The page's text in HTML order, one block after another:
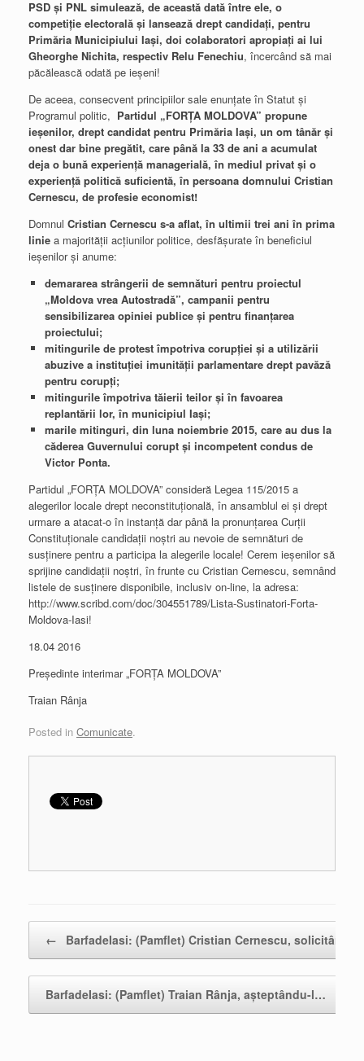
PSD şi PNL simulează, de această dată între ele, o
competiţie electorală şi lansează drept candidaţi, pentru
Primăria Municipiului Iaşi, doi colaboratori apropiaţi ai lui
Gheorghe Nichita, respectiv Relu Fenechiu, încercând să mai
păcălească odată pe ieşeni!
De aceea, consecvent principiilor sale enunţate în Statut şi
Programul politic, Partidul „FORŢA MOLDOVA” propune
ieşenilor, drept candidat pentru Primăria Iaşi, un om tânăr şi
onest dar bine pregătit, care până la 33 de ani a acumulat
deja o bună experienţă managerială, în mediul privat şi o
experienţă politică suficientă, în persoana domnului Cristian
Cernescu, de profesie economist!
Domnul Cristian Cernescu s-a aflat, în ultimii trei ani în prima
linie a majorităţii acţiunilor politice, desfăşurate în beneficiul
ieşenilor şi anume:
demararea strângerii de semnături pentru proiectul
„Moldova vrea Autostradă”, campanii pentru
sensibilizarea opiniei publice şi pentru finanţarea
proiectului;
mitingurile de protest împotriva corupţiei şi a utilizării
abuzive a instituţiei imunităţii parlamentare drept pavăză
pentru corupţi;
mitingurile împotriva tăierii teilor şi în favoarea
replantării lor, în municipiul Iaşi;
marile mitinguri, din luna noiembrie 2015, care au dus la
căderea Guvernului corupt şi incompetent condus de
Victor Ponta.
Partidul „FORŢA MOLDOVA” consideră Legea 115/2015 a
alegerilor locale drept neconstituţională, în ansamblul ei şi drept
urmare a atacat-o în instanţă dar până la pronunţarea Curţii
Constituţionale candidaţii noştri au nevoie de semnături de
susţinere pentru a participa la alegerile locale! Cerem ieşenilor să
sprijine candidaţii noştri, în frunte cu Cristian Cernescu, semnând
listele de susţinere disponibile, inclusiv on-line, la adresa:
http://www.scribd.com/doc/304551789/Lista-Sustinatori-Forta-
Moldova-Iasi!
18.04 2016
Preşedinte interimar „FORŢA MOLDOVA”
Traian Rânja
Posted in Comunicate.
← BarfadeIasi: (Pamflet) Cristian Cernescu, solicitând…
BarfadeIasi: (Pamflet) Traian Rânja, aşteptându-l…